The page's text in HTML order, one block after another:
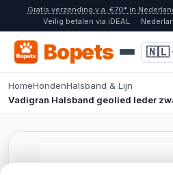
Gratis verzending v.a. €70* in
Veilig betalen via iDEAL
Bopets 🇳🇱
HomeHondenHalsband & Lijn
Vadigran Halsband geolied leder